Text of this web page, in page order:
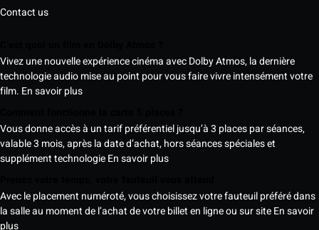
Contact us
Vivez une nouvelle expérience cinéma avec Dolby Atmos, la dernière
technologie audio mise au point pour vous faire vivre intensément votre
film. En savoir plus
Vous donne accès à un tarif préférentiel jusqu’à 3 places par séances,
valable 3 mois, après la date d’achat, hors séances spéciales et
supplément technologieEn savoir plus
Avec le placement numéroté, vous choisissez votre fauteuil préféré dans
la salle au moment de l’achat de votre billet en ligne ou sur siteEn savoir
plus